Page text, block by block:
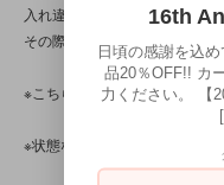
入れ違いで完売してしまう場
その際はご容赦下さいませ。
※こちらの商品は、中古・ヴィ
※状態など気になる点がある方
16th
日頃の感謝を込
品20％OFF!! カ
力ください。 【